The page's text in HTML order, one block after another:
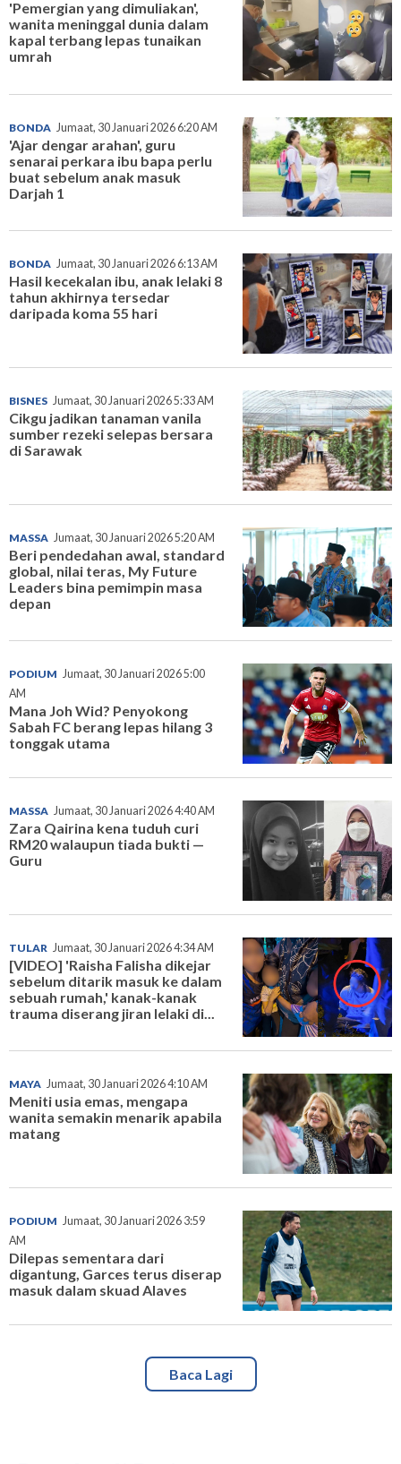
'Pemergian yang dimuliakan',
wanita meninggal dunia dalam
kapal terbang lepas tunaikan
umrah
BONDA Jumaat, 30 Januari 2026 6:20 AM
'Ajar dengar arahan', guru
senarai perkara ibu bapa perlu
buat sebelum anak masuk
Darjah 1
BONDA Jumaat, 30 Januari 2026 6:13 AM
Hasil kecekalan ibu, anak lelaki 8
tahun akhirnya tersedar
daripada koma 55 hari
BISNES Jumaat, 30 Januari 2026 5:33 AM
Cikgu jadikan tanaman vanila
sumber rezeki selepas bersara
di Sarawak
MASSA Jumaat, 30 Januari 2026 5:20 AM
Beri pendedahan awal, standard
global, nilai teras, My Future
Leaders bina pemimpin masa
depan
PODIUM Jumaat, 30 Januari 2026 5:00
AM
Mana Joh Wid? Penyokong
Sabah FC berang lepas hilang 3
tonggak utama
MASSA Jumaat, 30 Januari 2026 4:40 AM
Zara Qairina kena tuduh curi
RM20 walaupun tiada bukti —
Guru
TULAR Jumaat, 30 Januari 2026 4:34 AM
[VIDEO] 'Raisha Falisha dikejar
sebelum ditarik masuk ke dalam
sebuah rumah,' kanak-kanak
trauma diserang jiran lelaki di...
MAYA Jumaat, 30 Januari 2026 4:10 AM
Meniti usia emas, mengapa
wanita semakin menarik apabila
matang
PODIUM Jumaat, 30 Januari 2026 3:59
AM
Dilepas sementara dari
digantung, Garces terus diserap
masuk dalam skuad Alaves
Baca Lagi